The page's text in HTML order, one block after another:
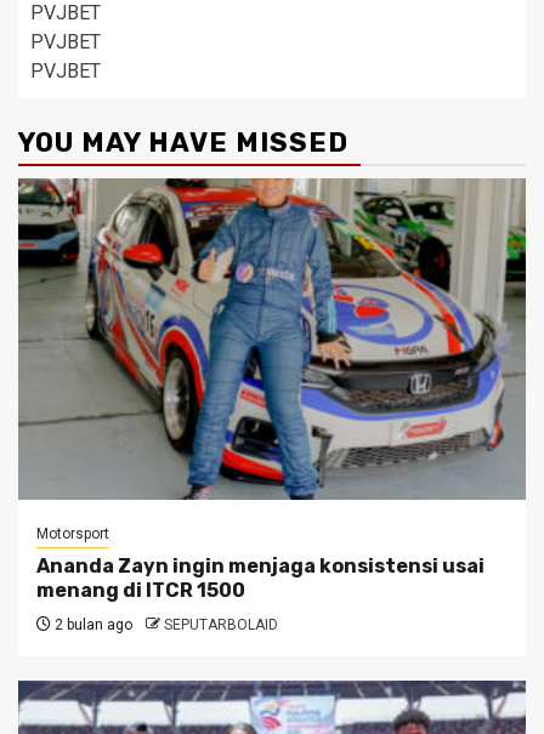
PVJBET
PVJBET
PVJBET
YOU MAY HAVE MISSED
Motorsport
Ananda Zayn ingin menjaga konsistensi usai
menang di ITCR 1500
2 bulan ago SEPUTARBOLAID